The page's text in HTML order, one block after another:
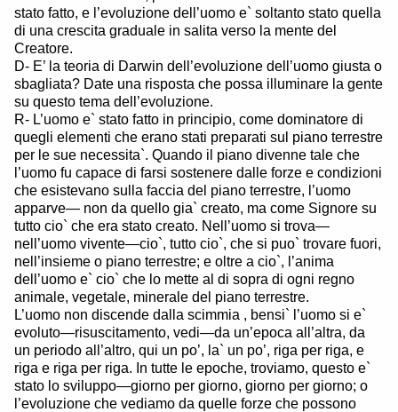
stato fatto, e l’evoluzione dell’uomo e` soltanto stato quella
di una crescita graduale in salita verso la mente del
Creatore.
D- E’ la teoria di Darwin dell’evoluzione dell’uomo giusta o
sbagliata? Date una risposta che possa illuminare la gente
su questo tema dell’evoluzione.
R- L’uomo e` stato fatto in principio, come dominatore di
quegli elementi che erano stati preparati sul piano terrestre
per le sue necessita`. Quando il piano divenne tale che
l’uomo fu capace di farsi sostenere dalle forze e condizioni
che esistevano sulla faccia del piano terrestre, l’uomo
apparve— non da quello gia` creato, ma come Signore su
tutto cio` che era stato creato. Nell’uomo si trova—
nell’uomo vivente—cio`, tutto cio`, che si puo` trovare fuori,
nell’insieme o piano terrestre; e oltre a cio`, l’anima
dell’uomo e` cio` che lo mette al di sopra di ogni regno
animale, vegetale, minerale del piano terrestre.
L’uomo non discende dalla scimmia , bensi` l’uomo si e`
evoluto—risuscitamento, vedi—da un’epoca all’altra, da
un periodo all’altro, qui un po’, la` un po’, riga per riga, e
riga e riga per riga. In tutte le epoche, troviamo, questo e`
stato lo sviluppo—giorno per giorno, giorno per giorno; o
l’evoluzione che vediamo da quelle forze che possono